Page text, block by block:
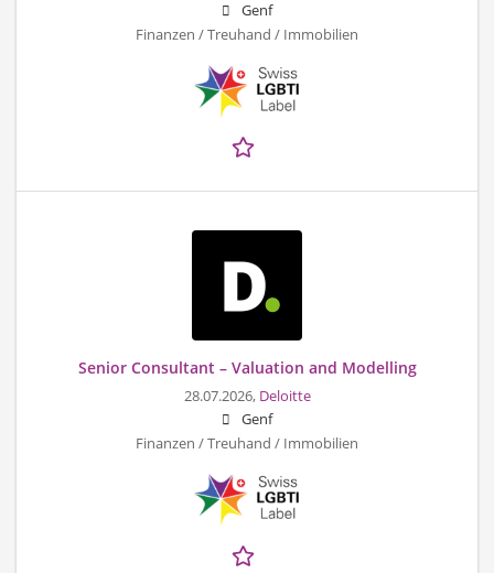
Genf
Finanzen / Treuhand / Immobilien
Senior Consultant – Valuation and Modelling
28.07.2026, Deloitte
Genf
Finanzen / Treuhand / Immobilien